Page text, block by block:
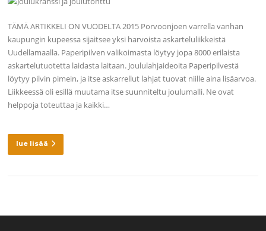
TÄMÄ ARTIKKELI ON VUODELTA 2015 Porvoonjoen varrella vanhan
kaupungin kupeessa sijaitsee yksi harvoista askarteluliikkeistä
Uudellamaalla. Paperipilven valikoimasta löytyy jopa 8000 erilaista
askartelutuotetta laidasta laitaan. Joululahjaideoita Paperipilvestä
löytyy pilvin pimein, ja itse askarrellut lahjat tuovat niille aina lisäarvoa.
Liikkeessä oli esillä muutama itse suunniteltu joulumalli. Ne ovat
helppoja toteuttaa ja kaikki…
lue lisää